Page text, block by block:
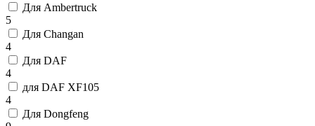
Для Ambertruck
5
Для Changan
4
Для DAF
4
для DAF XF105
4
Для Dongfeng